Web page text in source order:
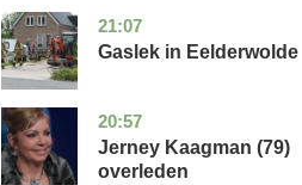
21:07
drenthe
nieuws
Gaslek in Eelderwolde
20:57
noord-
glossy
Jerney Kaagman (79)
overleden